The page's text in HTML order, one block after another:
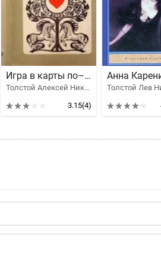
Игра в карты по–русски
Толстой Алексей Николаевич, Толстой Лев Николаевич, Чехов Антон Павлович, Куприн Александр Иванович, Пушкин Александр Сергеевич, Лермонтов Михаил Юрьевич, Одоевский Владимир Федорович, Грин Александр Степанович, Андреев Леонид Николаевич, Некрасов Николай Алексеевич, Сенковский Осип Иванович, Замятин Евгений Иванович, Успенский Глеб Иванович, Амфитеатров Александр Валентинович
3.15(4)
Анна